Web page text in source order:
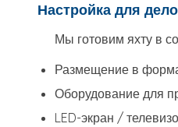
Настройка для
Мы готовим яхту в
Размещение в
Оборудование для
LED-экран /